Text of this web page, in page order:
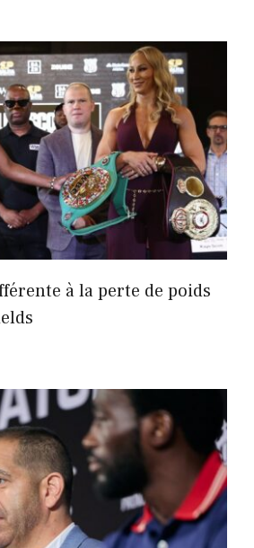
à la perte de poids